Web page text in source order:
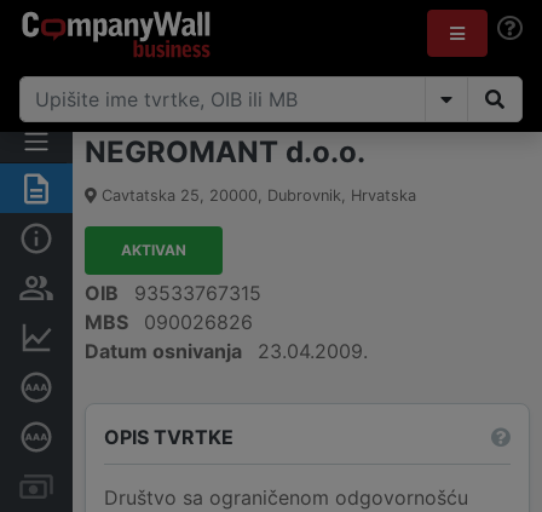
Sažetak
Osobe i vlasništvo
Dubinska bonitetna ocjena
Računi i blokade
NEGROMANT d.o.o.
Cavtatska 25, 20000, Dubrovnik, Hrvatska
AKTIVAN
OIB
93533767315
MBS
090026826
Datum osnivanja
23.04.2009.
OPIS TVRTKE
Društvo sa ograničenom odgovornošću